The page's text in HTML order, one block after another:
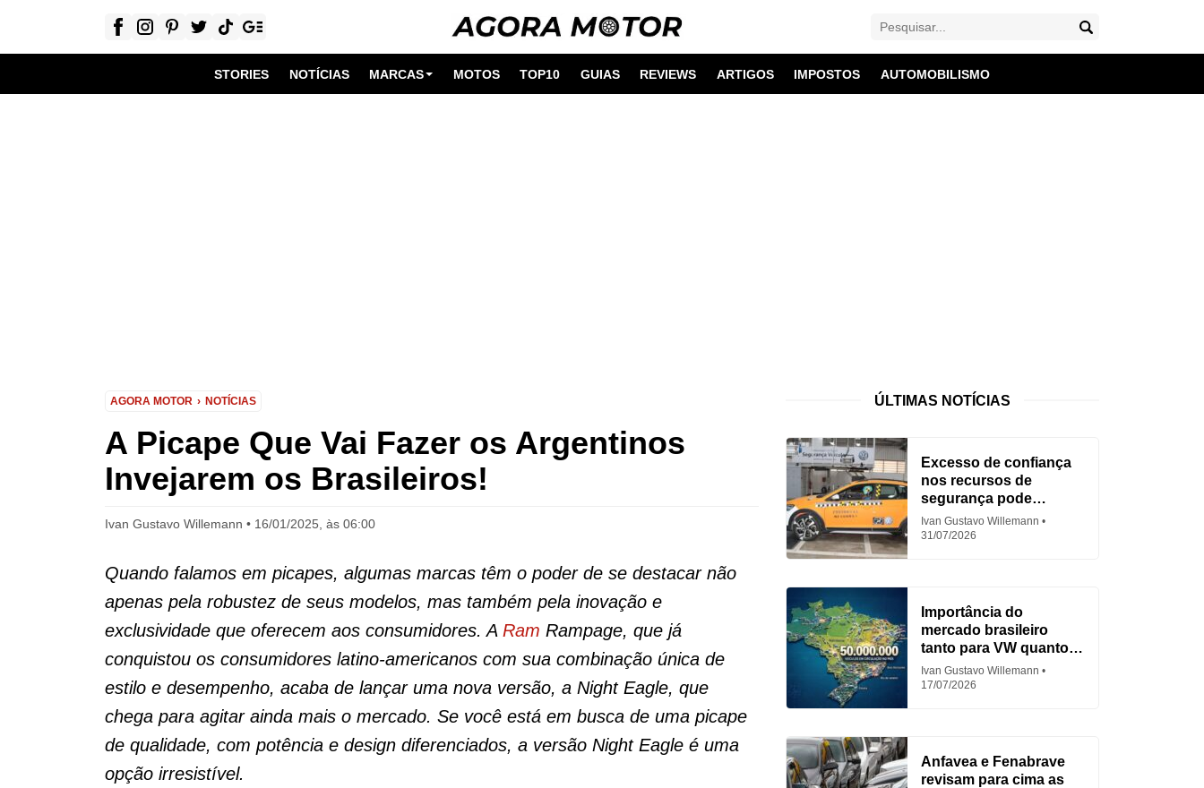
STORIES NOTÍCIAS MARCAS MOTOS TOP10 GUIAS REVIEWS ARTIGOS IMPOSTOS AUTOMOBILISMO
AGORA MOTOR NOTÍCIAS
A Picape Que Vai Fazer os Argentinos
Invejarem os Brasileiros!
Ivan Gustavo Willemann 16/01/2025, às 06:00
Quando falamos em picapes, algumas marcas têm o poder de se destacar não
apenas pela robustez de seus modelos, mas também pela inovação e
exclusividade que oferecem aos consumidores. A Ram Rampage, que já
conquistou os consumidores latino-americanos com sua combinação única de
estilo e desempenho, acaba de lançar uma nova versão, a Night Eagle, que
chega para agitar ainda mais o mercado. Se você está em busca de uma picape
de qualidade, com potência e design diferenciados, a versão Night Eagle é uma
opção irresistível.
ÚLTIMAS NOTÍCIAS
Excesso de confiança
nos recursos de
segurança pode
aumentar acidentes
Ivan Gustavo Willemann
31/07/2026
Importância do
mercado brasileiro
tanto para VW quanto
para Fiat
Ivan Gustavo Willemann
17/07/2026
Anfavea e Fenabrave
revisam para cima as